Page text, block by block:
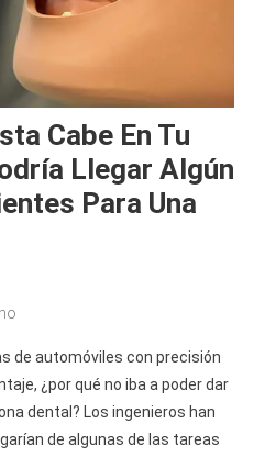
Cabe En Tu
Llegar Algún
Para Una
de automóviles con precisión
¿por qué no iba a poder dar
dental? Los ingenieros han
de algunas de las tareas